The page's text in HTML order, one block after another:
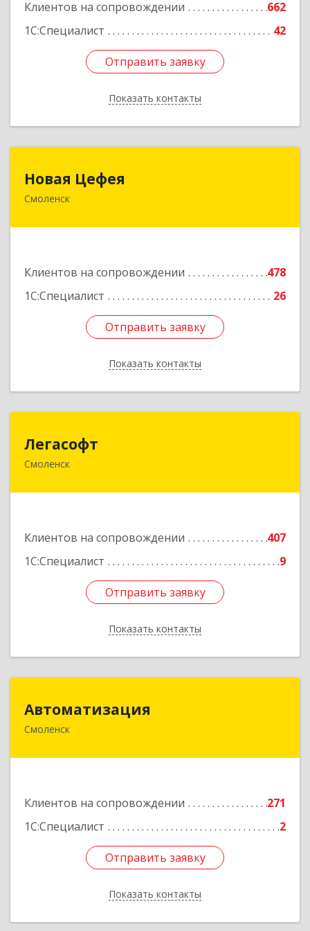
Клиентов на сопровождении
662
1С:Специалист
42
Отправить заявку
Показать контакты
Отправить заявку
Назад
Новая Цефея
Смоленск
Клиентов на сопровождении
478
1С:Специалист
26
Отправить заявку
Показать контакты
214018, Смоленская обл, Смоленск г, Раевского
Отправить заявку
Назад
Легасофт
Смоленск
Клиентов на сопровождении
407
1С:Специалист
9
Отправить заявку
Показать контакты
214018, Смоленская обл, Смоленск г, Ново-
Отправить заявку
Назад
Автоматизация
Смоленск
Клиентов на сопровождении
271
1С:Специалист
2
Отправить заявку
Показать контакты
214019, Смоленская обл, Смоленск г, Марии
Отправить заявку
Назад